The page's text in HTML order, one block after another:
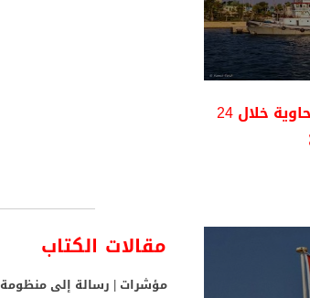
ميناء دمياط يستقبل 17 سفينة و254 حاوية خلال 24
مقالات الكتاب
مؤشرات | رسالة إلى منظومة